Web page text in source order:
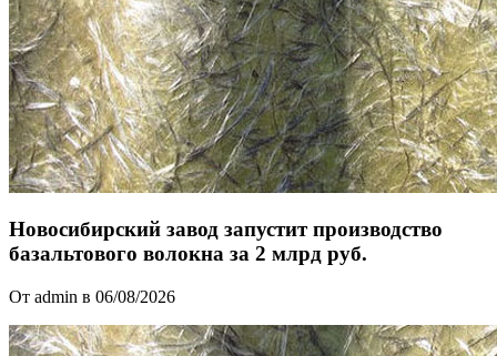
Новосибирский завод запустит производство
базальтового волокна за 2 млрд руб.
От admin в 06/08/2026